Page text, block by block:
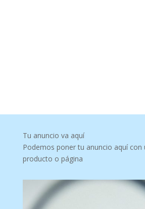
Tu anuncio va aquí
Podemos poner tu anuncio aquí con
producto o página